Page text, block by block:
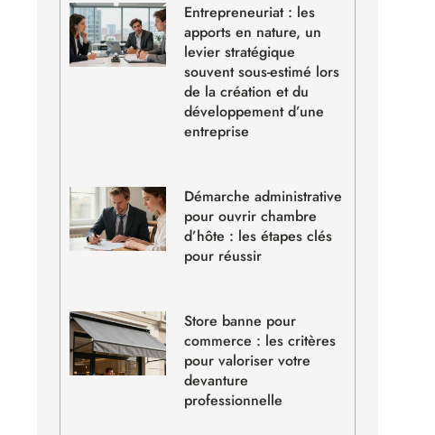
Entrepreneuriat : les
apports en nature, un
levier stratégique
souvent sous-estimé lors
de la création et du
développement d’une
entreprise
Démarche administrative
pour ouvrir chambre
d’hôte : les étapes clés
pour réussir
Store banne pour
commerce : les critères
pour valoriser votre
devanture
professionnelle